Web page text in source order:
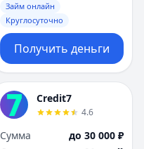
Оренбург
П
Пенза
Пермь
Р
Ростов-на-Дону
Рязань
Самара
Оренбург
П
Пенза
Пермь
Р
Ростов-на-Дону
Рязань
Самара
Займ онлайн
Круглосуточно
Получить деньги
Credit7
4.6
Сумма
до 30 000 ₽